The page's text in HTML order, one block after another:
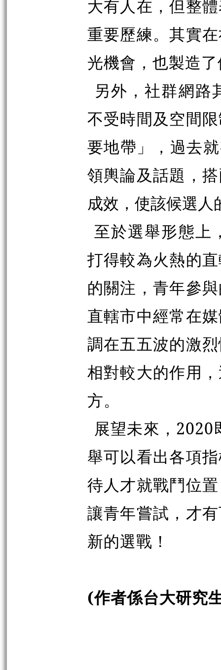
大有人在，但整
重要歷練。其實
光機會，也製造
另外，社群網路
不受時間及空間
要地帶」，過去
領輿論及話題，
成效，使該候選人
至於選舉形態上
打得較為火熱的
的關注，青年參
直轄市中經常在
調在五五波的激
相對較大的作用
方。
展望未來，
舉可以看出各項
待人才就戰鬥位
讓青年嘗試，才
新的選戰！
(作者係台大研究